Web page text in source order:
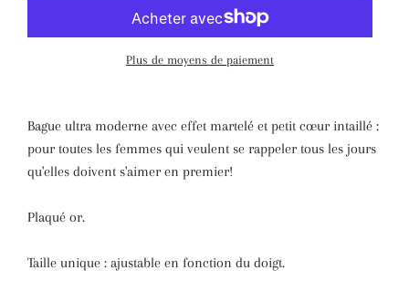
Plus de moyens de paiement
Bague ultra moderne avec effet martelé et petit cœur intaillé :
pour toutes les femmes qui veulent se rappeler tous les jours
qu'elles doivent s'aimer en premier!
Plaqué or.
Taille unique : ajustable en fonction du doigt.